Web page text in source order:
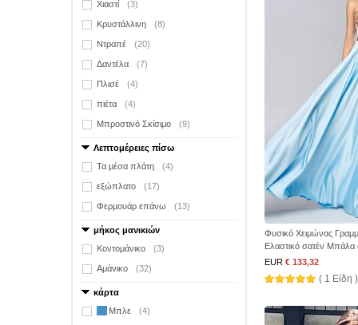
Χιαστί (3)
Κρυστάλλινη (8)
Ντραπέ (20)
Δαντέλα (7)
Πλισέ (4)
πιέτα (4)
Μπροστινό Σκίσιμο (9)
Λεπτομέρειες πίσω
Τα μέσα πλάτη
(4)
εξώπλατο (17)
Φερμουάρ επάνω (13)
μήκος μανικιών
Κοντομάνικο
(3)
Αμάνικο (32)
κάρτα
Μπλε
(4)
Φυσικό Χειμώνας
Ελαστικό σατέν Μπάλα
EUR € 133,32
( 1 Είδη )